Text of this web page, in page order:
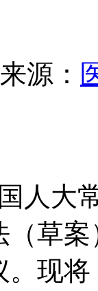
来源：
人大
（草
现